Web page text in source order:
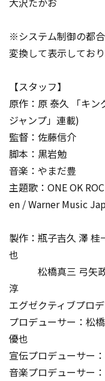
※システム制御の都
変換して表示しており
【スタッフ】
原作：原 泰久 「キ
ジャンプ」連載)
監督：佐藤信介
脚本：黒岩勉
音楽：やまだ豊
主題歌：ONE OK
en / Warner Music
製作：瓶子吉久 澤 桂
也
松橋真三 弓矢政
淳
エグゼクティブプロ
プロデューサー：松
優也
宣伝プロデューサー
音楽プロデューサー